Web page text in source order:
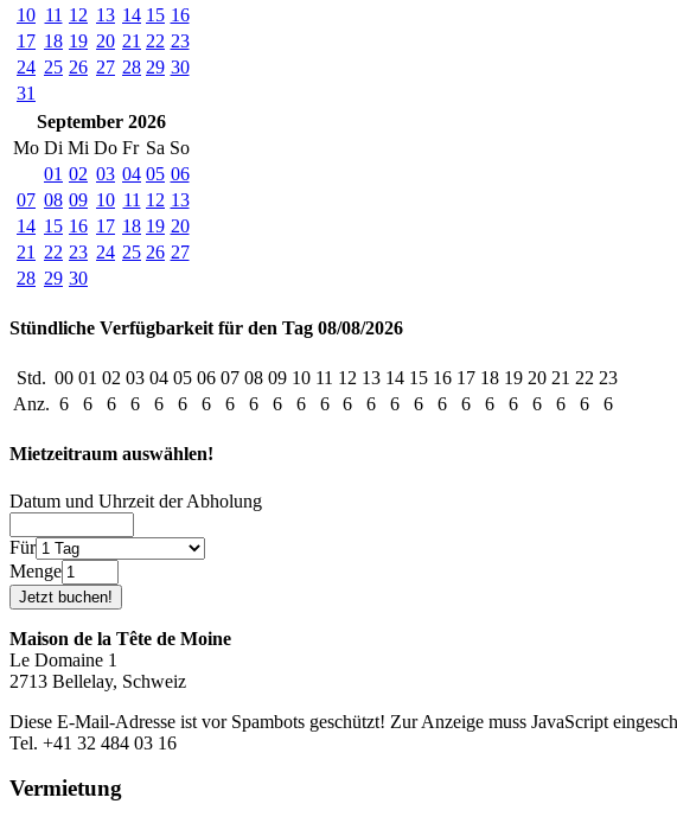
10 11 12 13 14 15 16
17 18 19 20 21 22 23
24 25 26 27 28 29 30
31
September 2026
Mo Di Mi Do Fr Sa So
01 02 03 04 05 06
07 08 09 10 11 12 13
14 15 16 17 18 19 20
21
22 23 24 25 26 27
28 29 30
Stündliche Verfügbarkeit für den Tag 08/08/2026
Std. 00 01 02 03 04 05 06 07 08 09 10 11 12 13 14 15 16 17 18 19 20 21 22 23
Anz. 6 6 6 6 6 6 6 6 6 6 6 6 6 6 6 6 6 6 6 6 6 6 6 6
Mietzeitraum auswählen!
Datum und Uhrzeit der Abholung
Für
Menge
Maison de la Tête de Moine
Le Domaine 1
2713 Bellelay, Schweiz
Diese E-Mail-Adresse ist vor Spambots geschützt! Zur Anzeige muss JavaScript
Tel. +41 32 484 03 16
Vermietung